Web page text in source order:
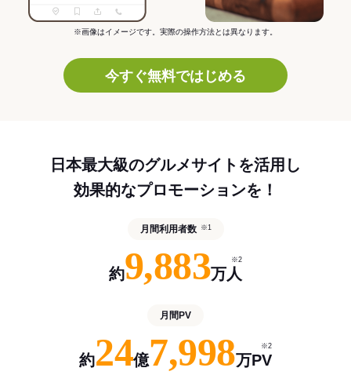
※画像はイメージです。実際の操作方法とは異なります。
今すぐ無料ではじめる
日本最大級のグルメサイトを活用し
効果的なプロモーションを！
月間利用者数 ※1
約9,883万人
※2
月間PV
約24億7,998万PV
※2